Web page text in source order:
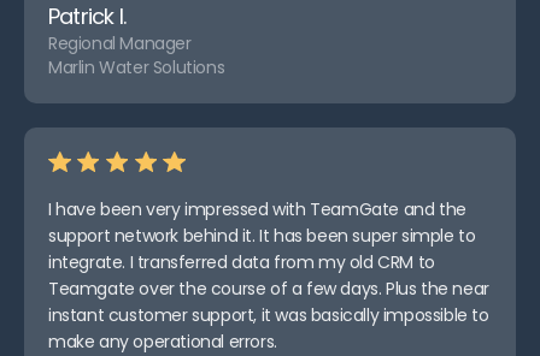
Patrick I.
Regional Manager
Marlin Water Solutions
I have been very impressed with TeamGate and the
support network behind it. It has been super simple to
integrate. I transferred data from my old CRM to
Teamgate over the course of a few days. Plus the near
instant customer support, it was basically impossible to
make any operational errors.